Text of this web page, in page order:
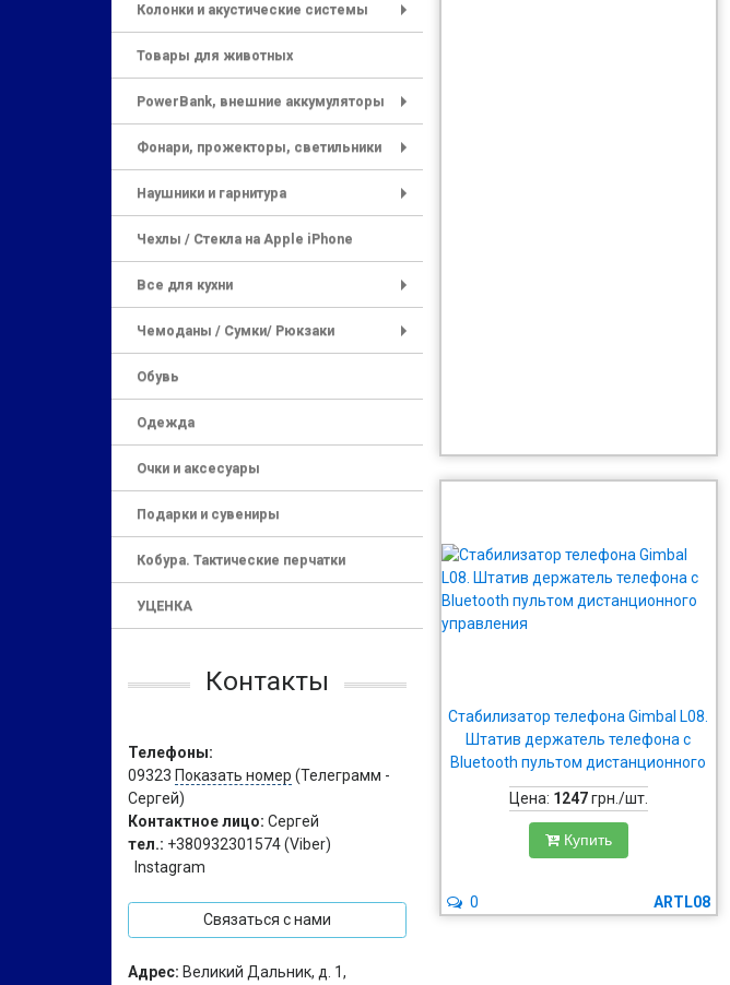
Колонки и акустические системы
Товары для животных
PowerBank, внешние аккумуляторы
Фонари, прожекторы, светильники
Наушники и гарнитура
Чехлы / Стекла на Apple iPhone
Все для кухни
Чемоданы / Сумки/ Рюкзаки
Обувь
Одежда
Очки и аксесуары
Подарки и сувениры
Кобура. Тактические перчатки
УЦЕНКА
Контакты
Телефоны:
09323 Показать номер (Телеграмм -
Сергей)
Контактное лицо: Сергей
тел.: +380932301574 (Viber)
Instagram
Связаться с нами
Адрес: Великий Дальник, д. 1,
Стабилизатор телефона Gimbal L08.
Штатив держатель телефона с
Bluetooth пультом дистанционного
управления
Цена: 1247грн./шт.
Купить
ARTL08
0